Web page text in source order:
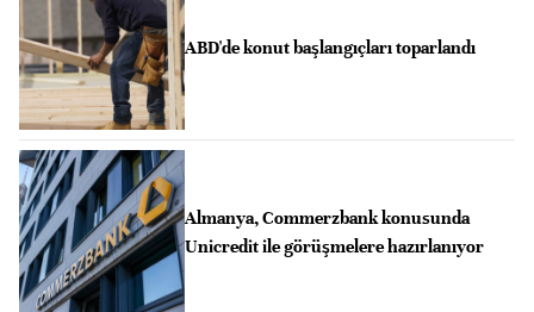
ABD'de konut başlangıçları toparlandı
Almanya, Commerzbank konusunda
Unicredit ile görüşmelere hazırlanıyor